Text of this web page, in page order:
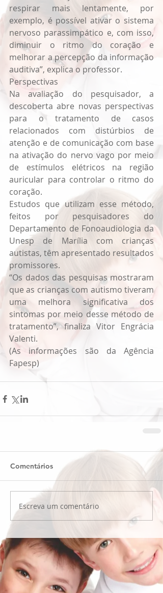
respirar mais lentamente, por
exemplo, é possível ativar o sistema
nervoso parassimpático e, com isso,
diminuir o ritmo do coração e
melhorar a percepção da informação
auditiva”, explica o professor.
Perspectivas
Na avaliação do pesquisador, a
descoberta abre novas perspectivas
para o tratamento de casos
relacionados com distúrbios de
atenção e de comunicação com base
na ativação do nervo vago por meio
de estímulos elétricos na região
auricular para controlar o ritmo do
coração.
Estudos que utilizam esse método,
feitos por pesquisadores do
Departamento de Fonoaudiologia da
Unesp de Marília com crianças
autistas, têm apresentado resultados
promissores.
“Os dados das pesquisas mostraram
que as crianças com autismo tiveram
uma melhora significativa dos
sintomas por meio desse método de
tratamento”, finaliza Vitor Engrácia
Valenti.
(As informações são da Agência
Fapesp)
Comentários
Escreva um comentário